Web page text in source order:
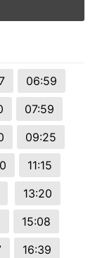
06:59
07:59
09:25
11:15
13:20
15:08
16:39